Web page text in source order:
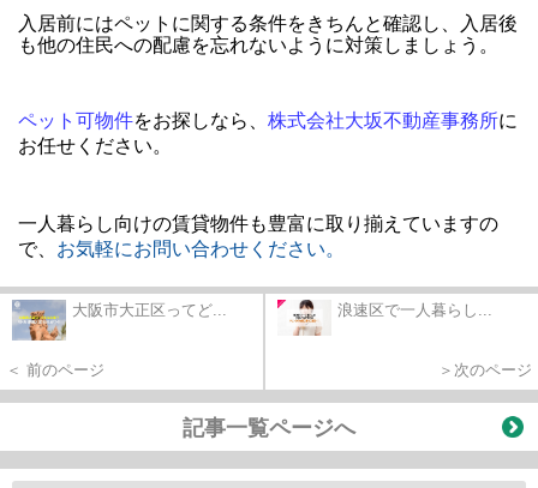
入居前にはペットに関する条件をきちんと確認し、入居後
も他の住民への配慮を忘れないように対策しましょう。
ペット可物件をお探しなら、 株式会社大坂不動産事務所に
お任せください。
一人暮らし向けの賃貸物件も豊富に取り揃えていますの
で、 お気軽にお問い合わせください。
大阪市大正区ってど...
＜ 前のページ
浪速区で一人暮らし...
＞次のページ
記事一覧ページへ